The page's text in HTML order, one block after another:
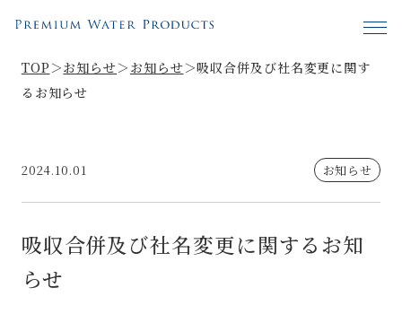
TOP ＞お知らせ＞ お知らせ＞吸収合併及び社名変更に関す
るお知らせ
2024.10.01 お知らせ
吸収合併及び社名変更に関するお知
らせ